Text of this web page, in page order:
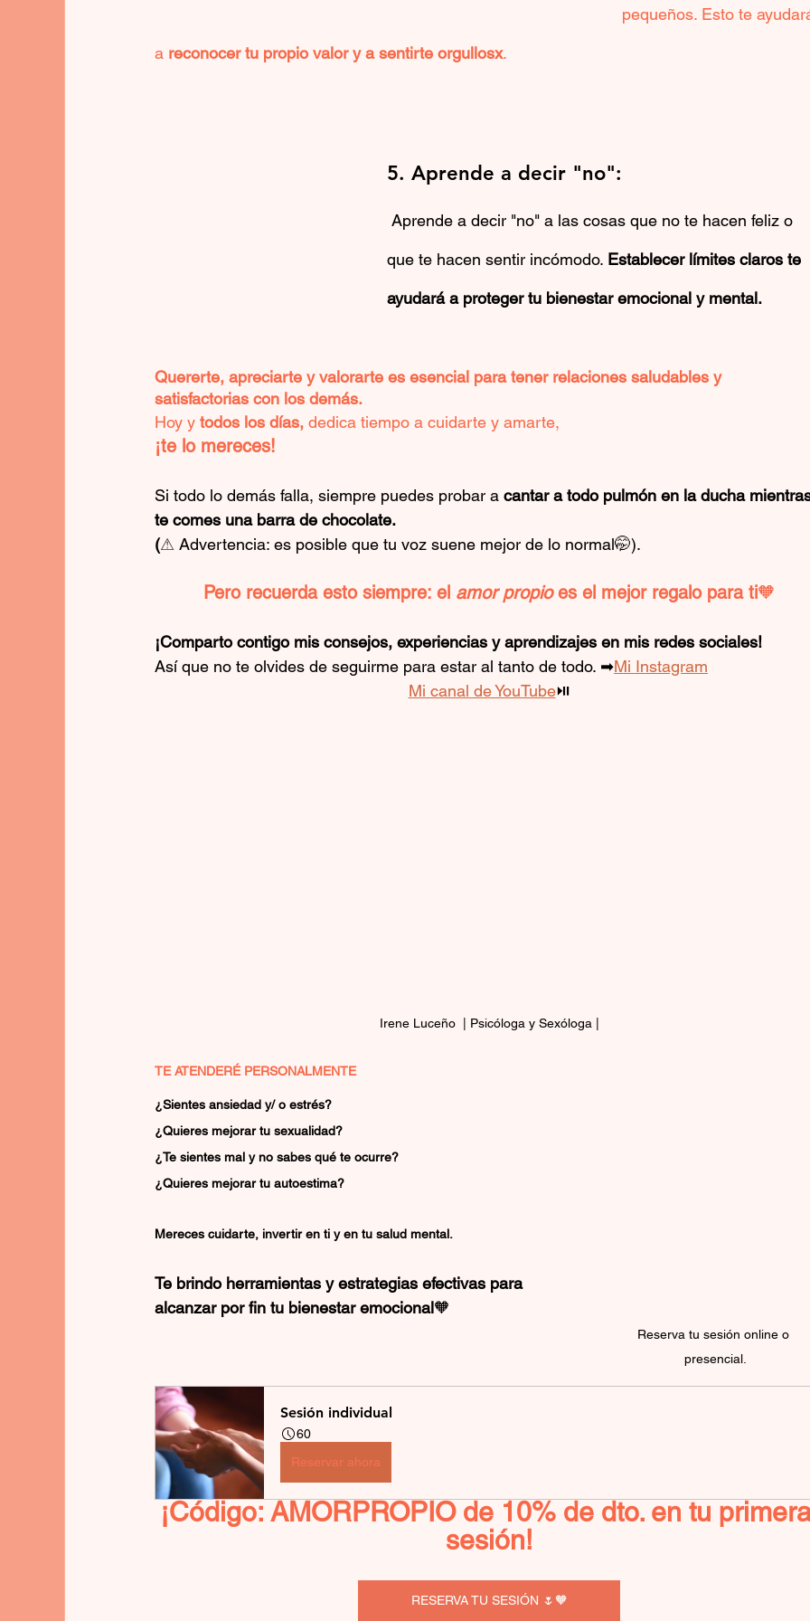
pequeños. Esto te
a reconocer tu propio valor y a sentirte orgullosx.
5. Aprende a decir "no":
que te hacen sentir incómodo. Establecer límites claros te
ayudará a proteger tu bienestar emocional y mental.
Quererte, apreciarte y valorarte es esencial para tener relaciones saludables y
satisfactorias con los demás.
Hoy y todos los días, dedica tiempo a cuidarte y amarte,
¡te lo mereces!
Si todo lo demás falla, siempre puedes probar a cantar a todo pulmón en la ducha
te comes una barra de chocolate.
(⚠ Advertencia: es posible que tu voz suene mejor de lo normal🤭).
Pero recuerda esto siempre: el amor propio es el mejor regalo para ti🧡
¡Comparto contigo mis consejos, experiencias y aprendizajes en mis redes sociales!
Así que no te olvides de seguirme para estar al tanto de todo. ➡Mi Instagram
Mi canal de YouTube⏯
Irene Luceño  | Psicóloga y Sexóloga |
TE ATENDERÉ PERSONALMENTE
Reserva tu sesión online o
presencial.
¿Sientes ansiedad y/ o estrés?
¿Quieres mejorar tu sexualidad?
¿Te sientes mal y no sabes qué te ocurre?
¿Quieres mejorar tu autoestima?
Mereces cuidarte, invertir en ti y en tu salud mental.
Te brindo herramientas y estrategias efectivas para
alcanzar por fin tu bienestar emocional🧡
Sesión individual
60
Reservar ahora
¡Código: AMORPROPIO de 10% de dto. en tu
sesión!
RESERVA TU SESIÓN 🌷🧡